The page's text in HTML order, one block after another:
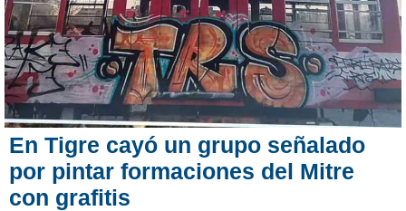
En Tigre cayó un grupo señalado
por pintar formaciones del Mitre
con grafitis